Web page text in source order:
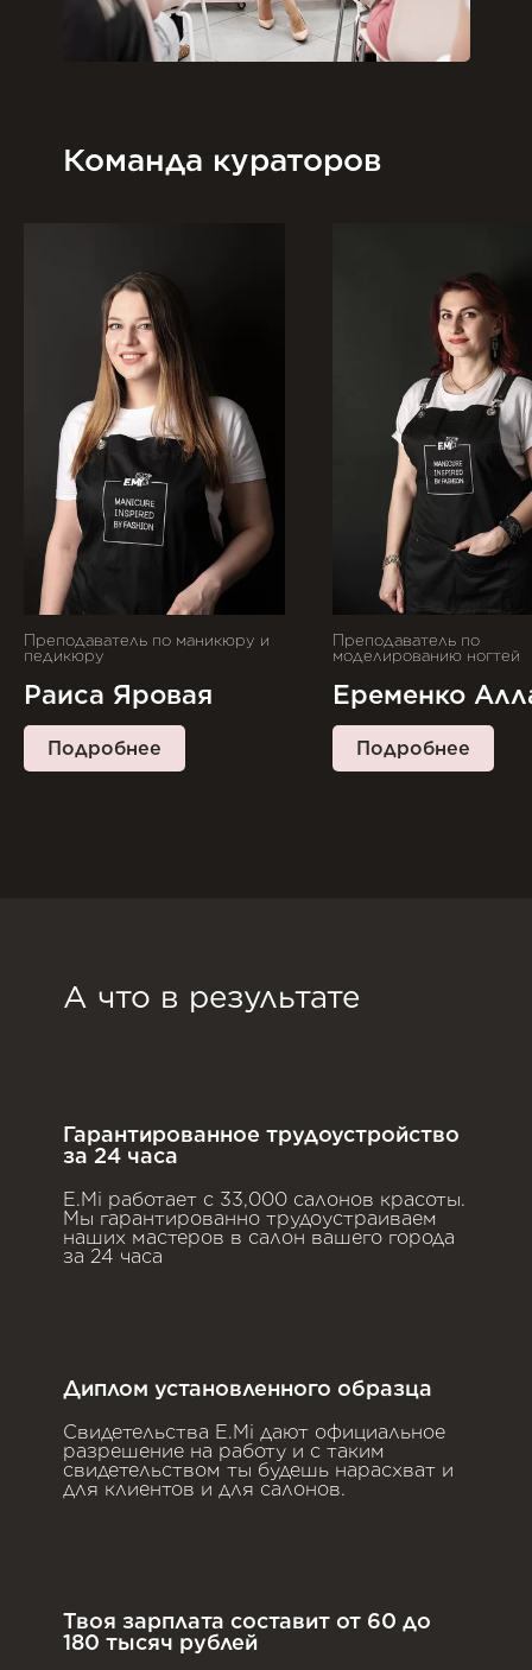
Команда кураторов
Преподаватель по маникюру и
педикюру
Раиса Яровая
Подробнее
Преподаватель по
моделированию ногтей
Еременко
Подробнее
А что в результате
Гарантированное трудоустройство
за 24 часа
E.Mi работает с 33,000 салонов красоты.
Мы гарантированно трудоустраиваем
наших мастеров в салон вашего города
за 24 часа
Диплом установленного образца
Свидетельства E.Mi дают официальное
разрешение на работу и с таким
свидетельством ты будешь нарасхват и
для клиентов и для салонов.
Твоя зарплата составит от 60 до
180 тысяч рублей